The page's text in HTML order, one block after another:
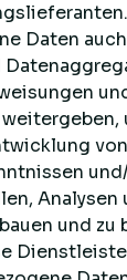
Daten
von
Analysen
und zu